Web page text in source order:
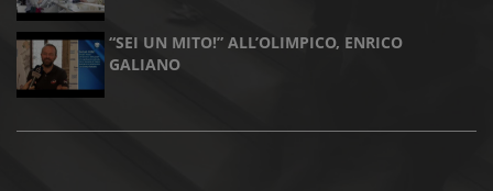
“SEI UN MITO!” ALL’OLIMPICO, ENRICO
GALIANO